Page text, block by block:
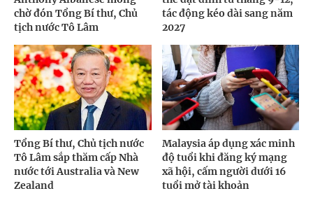
chờ đón Tổng Bí thư, Chủ
tịch nước Tô Lâm
tác động kéo dài sang năm
2027
Tổng Bí thư, Chủ tịch nước
Tô Lâm sắp thăm cấp Nhà
nước tới Australia và New
Zealand
Malaysia áp dụng xác minh
độ tuổi khi đăng ký mạng
xã hội, cấm người dưới 16
tuổi mở tài khoản